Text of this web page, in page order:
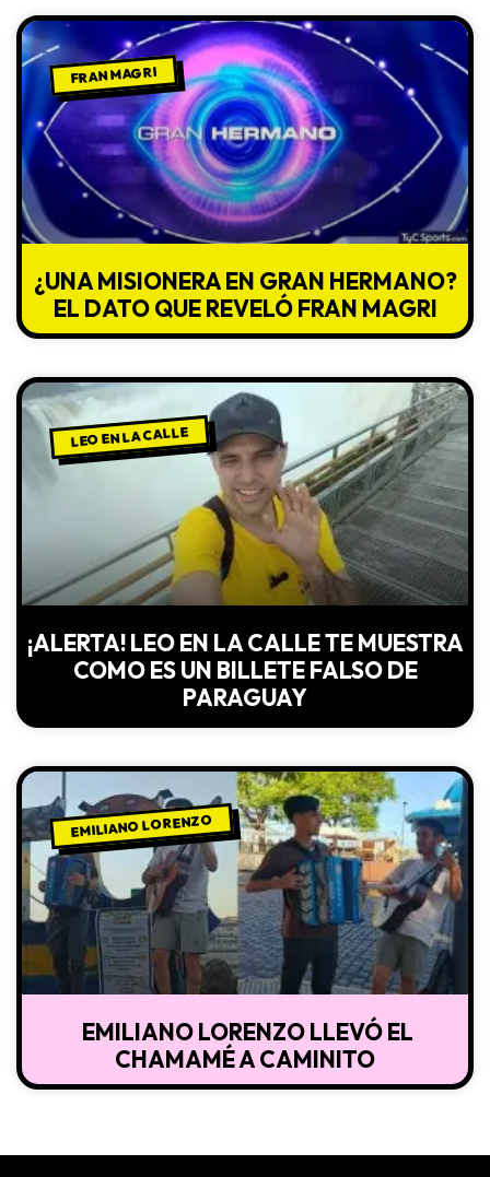
FRAN MAGRI
¿UNA MISIONERA EN GRAN HERMANO?
EL DATO QUE REVELÓ FRAN MAGRI
LEO EN LA CALLE
¡ALERTA! LEO EN LA CALLE TE MUESTRA
COMO ES UN BILLETE FALSO DE
PARAGUAY
EMILIANO LORENZO
EMILIANO LORENZO LLEVÓ EL
CHAMAMÉ A CAMINITO